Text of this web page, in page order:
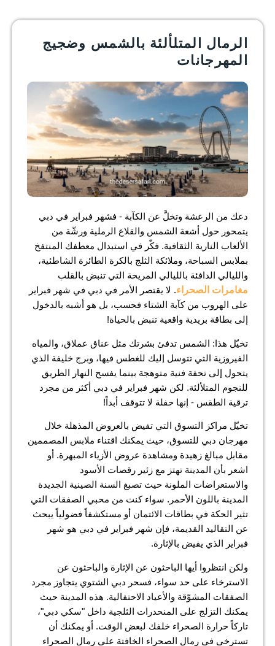
الرمال المتلألئة بالشمس وضجيج
المهرجانات
دعك من الرعشة وتخلَّ عن الكآبة - فشهر فبراير في دبي
يتمحور حول أشعة الشمس والقلاع الرملية ورشّة من
الألعاب النارية الثقافية. فكّر في استبدال معطفك المنتفخ
بملابس السباحة، وملائكة الثلج بالكرة الطائرة الشاطئية،
والليالي الدافئة بالليالي المريحة التي تنبض بالقلب
مغامرات الصحراء. لا يقتصر الأمر في دبي في شهر فبراير
على الهروب من كآبة الشتاء فحسب، بل هو أشبه بالدخول
إلى بطاقة بريدية واقعية تنبض بالحياة!
تخيّل هذا: الشمس تدفئ بشرتك مثل عناق عملاق، والمياه
الفيروزية التي تتوسل إليك للغطس فيها، وبرج خليفة الذي
يتحول إلى تحفة فنية متوهجة بينما يفسح النهار الطريق
للنجوم المتلألئة. لكن شهر فبراير في دبي أكثر من مجرد
ترقية الطقس - إنها حفلة لا تتوقف أبداً!
تخيّل مراكز التسوق التي تفيض بالعروض المذهلة خلال
مهرجان دبي للتسوق، حيث يمكنك اقتناء ملابس المصممين
مقابل مبالغ زهيدة ومشاهدة عروض الأزياء المبهرة. أو
اشعر بأن المدينة تهتز مع زئير رقصات الأسود
والاستعراضات الملونة حيث تصبغ السنة الصينية الجديدة
المدينة باللون الأحمر. سواء كنت من محبي الصفقات التي
تثير الحكة في بطاقات الائتمان أو مستكشفاً فضولياً يبحث
عن التقاليد القديمة، فإن شهر فبراير في دبي هو شهر
فبراير الذي يفيض بالإثارة.
ولكن انتظروا أيها الباحثون عن الإثارة والباحثون عن
الاسترخاء على حد سواء، فسحر دبي الشتوي يتجاوز مجرد
الصفقات المشوّقة والأعياد الاحتفالية. هذه المدينة حيث
يمكنك التزلج على المنحدرات الثلجية داخل "سكي دبي"،
تاركاً حرارة الصحراء خلفك لبعض الوقت. أو يمكنك أن
تسترخي في رمال الصحراء الخافتة على رمال الصحراء